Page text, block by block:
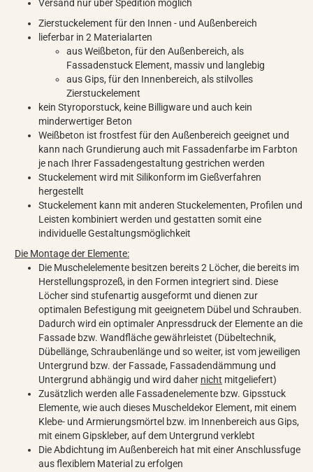
Versand nur über Spedition möglich
Zierstuckelement für den Innen - und Außenbereich
lieferbar in 2 Materialarten
aus Weißbeton, für den Außenbereich, als
Fassadenstuck Element, massiv und langlebig
aus Gips, für den Innenbereich, als stilvolles
Zierstuckelement
kein Styroporstuck, keine Billigware und auch kein
minderwertiger Beton
Weißbeton ist frostfest für den Außenbereich geeignet und
kann nach Grundierung auch mit Fassadenfarbe im Farbton
je nach Ihrer Fassadengestaltung gestrichen werden
Stuckelement wird mit Silikonform im Gießverfahren
hergestellt
Stuckelement kann mit anderen Stuckelementen, Profilen und
Leisten kombiniert werden und gestatten somit eine
individuelle Gestaltungsmöglichkeit
Die Montage der Elemente:
Die Muschelelemente besitzen bereits 2 Löcher, die bereits im
Herstellungsprozeß, in den Formen integriert sind. Diese
Löcher sind stufenartig ausgeformt und dienen zur
optimalen Befestigung mit geeignetem Dübel und Schrauben.
Dadurch wird ein optimaler Anpressdruck der Elemente an die
Fassade bzw. Wandfläche gewährleistet (Dübeltechnik,
Dübellänge, Schraubenlänge und so weiter, ist vom jeweiligen
Untergrund bzw. der Fassade, Fassadendämmung und
Untergrund abhängig und wird daher nicht mitgeliefert)
Zusätzlich werden alle Fassadenelemente bzw. Gipsstuck
Elemente, wie auch dieses Muscheldekor Element, mit einem
Klebe- und Armierungsmörtel bzw. im Innenbereich aus Gips,
mit einem Gipskleber, auf dem Untergrund verklebt
Die Abdichtung im Außenbereich hat mit einer Anschlussfuge
aus flexiblem Material zu erfolgen